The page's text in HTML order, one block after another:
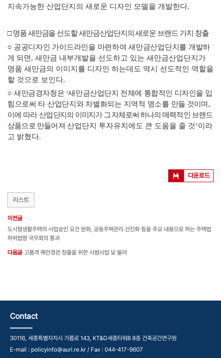
지속가능한 산업단지의 새로운 디자인 모델을 개발한다.
□명품 새만금을 선도할 새만금산업단지의 새로운 브랜드 가치 창출
○ 공공디자인 가이드라인을 마련하여 새만금산업단지를 개발하
게 되면 , 새만금 내부개발을 선도하고 있는 새만금산업단지가
명품 새만금의 이미지를 디자인 하는데도 역시 선도적인 역할을
할 것으로 보인다.
○ 새만금경자청은 ‘새만금산업단지 전체에 통합적인 디자인을 입
힘으로써 타 산업단지와 차별화되는 지역적 명소를 만들 것이며 ,
이에 따라 산업단지의 이미지가 그 자체로써 하나의 매력적인 브랜드
상품으로 만들어져 산업단지 투자유치에도 큰 도움을 줄 것’이라
고 밝혔다.
다운로드
리스트
이전글
도시형생활주택의 사업승인 요건 완화, 공동주택관리 선진화 등을 주요 내용으로 하는 주택법
하위법령 국무회의 통과
다음글 고품격 해안경관 창출을 위한 시범사업 닻 올려
Contact
30116, 세종특별자치시 가름로 143, KT&G세종타워B 8층 건축공간연구원
E-mail : policyinfo@auri.re.kr / Fax : 044-417-9607